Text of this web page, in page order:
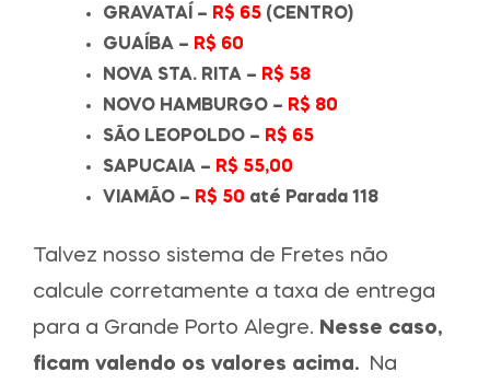
GRAVATAÍ – R$ 65 (CENTRO)
GUAÍBA – R$ 60
NOVA STA. RITA – R$ 58
NOVO HAMBURGO – R$ 80
SÃO LEOPOLDO – R$ 65
SAPUCAIA – R$ 55,00
VIAMÃO – R$ 50 até Parada 118
Talvez nosso sistema de Fretes não
calcule corretamente a taxa de entrega
para a Grande Porto Alegre. Nesse caso,
ficam valendo os valores acima.
Na